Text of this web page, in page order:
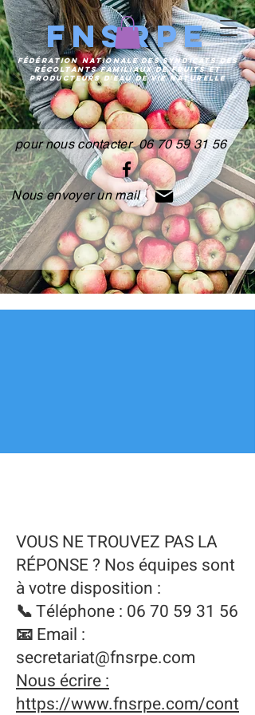
FNSRPE
FÉDÉRATIONNATIONALE DES SYNDICATS DES
RÉCOLTANTS FAMILIAUX DE FRUITS ET
PRODUCTEURSD'EAU DE VIE NATURELLE
pour nous contacter 06 70 59 31 56
Nous envoyer un mail
VOUS NE TROUVEZ PAS LA
RÉPONSE ? Nos équipes sont
à votre disposition :
📞 Téléphone : 06 70 59 31 56
📧 Email :
secretariat@fnsrpe.com
Nous écrire :
https://www.fnsrpe.com/cont